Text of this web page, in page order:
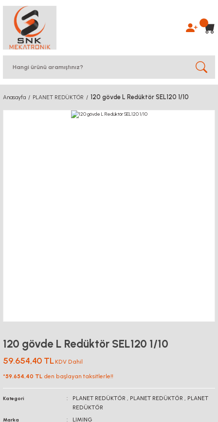
Anasayfa PLANET REDÜKTÖR 120 gövde L Redüktör SEL120 1/10
120 gövde L Redüktör SEL120 1/10
59.654,40 TL KDV Dahil
*59.654,40 TL den başlayan taksitlerle!!
Kategori PLANET REDÜKTÖR , PLANET REDÜKTÖR , PLANET
REDÜKTÖR
Marka LIMING